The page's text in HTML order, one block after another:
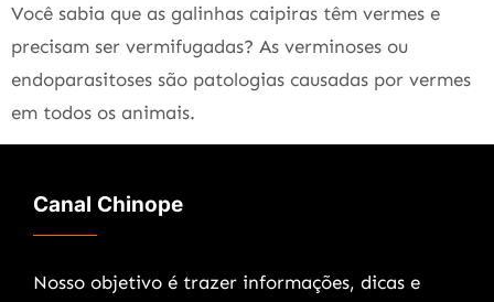
Você sabia que as galinhas caipiras têm vermes e
precisam ser vermifugadas? As verminoses ou
endoparasitoses são patologias causadas por vermes
em todos os animais.
Canal Chinope
Nosso objetivo é trazer informações, dicas e